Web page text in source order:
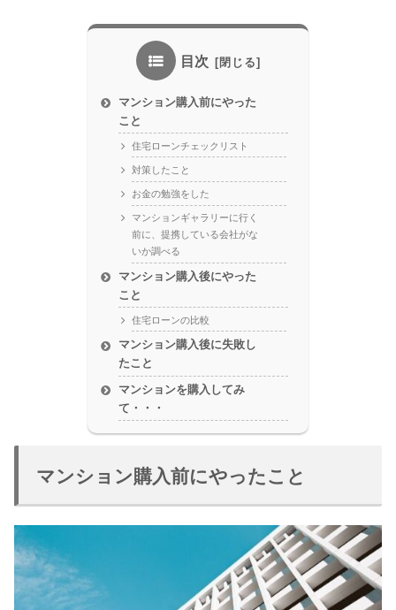
目次
マンション購入前にやった
こと
住宅ローンチェックリスト
対策したこと
お金の勉強をした
マンションギャラリーに行く
前に、提携している会社がな
いか調べる
マンション購入後にやった
こと
住宅ローンの比較
マンション購入後に失敗し
たこと
マンションを購入してみ
て・・・
マンション購入前にやったこと